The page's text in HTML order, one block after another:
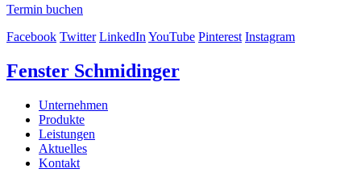
Termin buchen
Facebook Twitter LinkedInYouTube Pinterest Instagram
Fenster Schmidinger
Unternehmen
Produkte
Leistungen
Aktuelles
Kontakt